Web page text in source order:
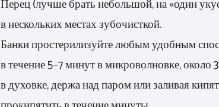
Перец (лучше брать небольшой, на «один
в нескольких местах зубочисткой.
Банки простерилизуйте любым удобным
в течение 5−7 минут в микроволновке,
в духовке, держа над паром или заливая